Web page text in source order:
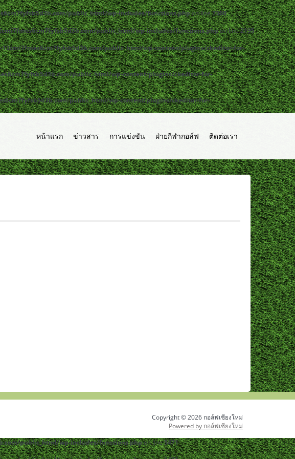
public_html/wp-includes/functions.phpon line7360
public_html/wp-includes/functions.phpon line2195
public_html/wp-content/plugins/ckeditor-for-
public_html/wp-content/plugins/ckeditor-for-
public_html/wp-content/plugins/ckeditor-for-
หน้าแรก ข่าวสาร การแข่งขัน ฝ่ายกีฬากอล์ฟ ติดต่อเรา
Copyright © 2026 กอล์ฟเชียงใหม่
Powered by กอล์ฟเชียงใหม่
public_html/wp-includes/functions.phpon line5471